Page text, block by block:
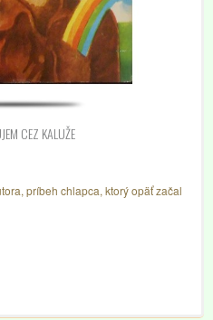
CEZ KALUŽE
príbeh chlapca, ktorý opäť začal